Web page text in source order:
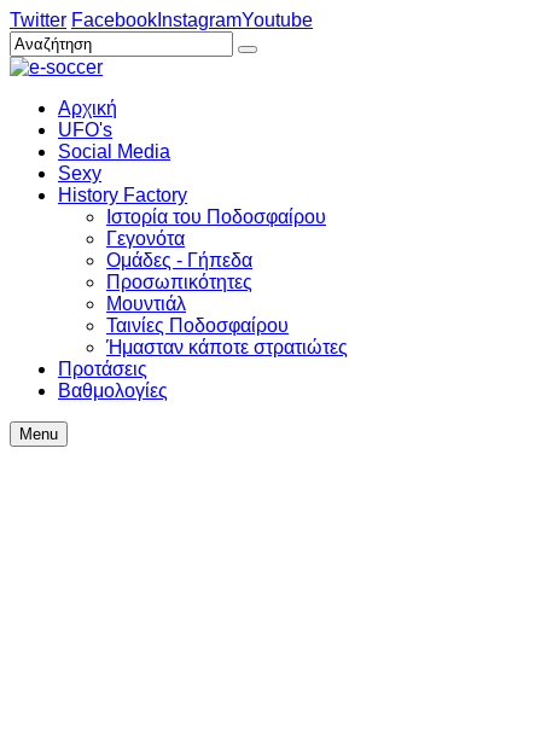
Twitter Facebook InstagramYoutube
Αρχική
UFO's
Social Media
Sexy
History Factory
Ιστορία του Ποδοσφαίρου
Γεγονότα
Ομάδες - Γήπεδα
Προσωπικότητες
Μουντιάλ
Ταινίες Ποδοσφαίρου
Ήμασταν κάποτε στρατιώτες
Προτάσεις
Βαθμολογίες
Menu